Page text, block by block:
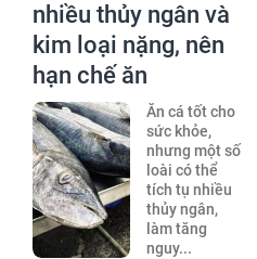
nhiều thủy ngân và
kim loại nặng, nên
hạn chế ăn
Ăn cá tốt cho
sức khỏe,
nhưng một số
loài có thể
tích tụ nhiều
thủy ngân,
làm tăng
nguy...